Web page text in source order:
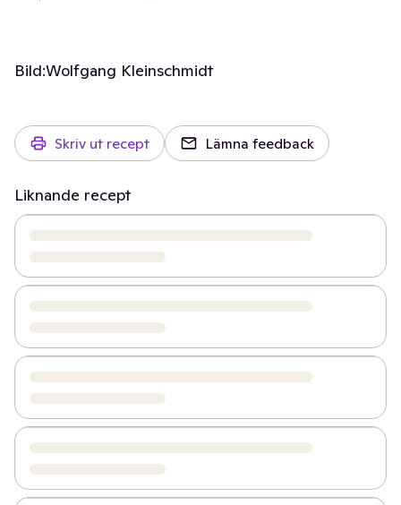
Bild:Wolfgang Kleinschmidt
Skriv ut recept Lämna feedback
Liknande recept